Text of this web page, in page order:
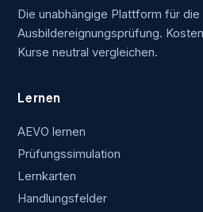
Die unabhängige Plattform für die
Ausbildereignungsprüfung.
Kurse neutral vergleichen.
Lernen
AEVO lernen
Prüfungssimulation
Lernkarten
Handlungsfelder